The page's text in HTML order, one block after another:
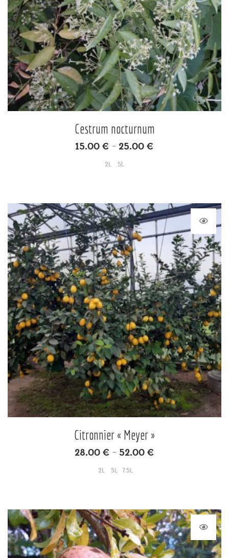
Cestrum nocturnum
15.00 € – 25.00 €
2L 5L
Citronnier « Meyer »
28.00 € – 52.00 €
2L 5L 7.5L